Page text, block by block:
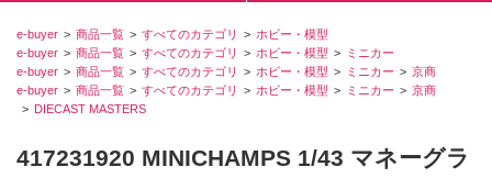
e-buyer 商品一覧 すべてのカテゴリ
ホビー・模型
e-buyer
商品一覧 すべてのカテゴリ ホビー・模型
ミニカー
e-buyer
商品一覧 すべてのカテゴリ ホビー・模型 ミニカー
京商
e-buyer
商品一覧 すべてのカテゴリ ホビー・模型 ミニカー
京商
DIECAST MASTERS
417231920 MINICHAMPS 1/43 マネーグラ